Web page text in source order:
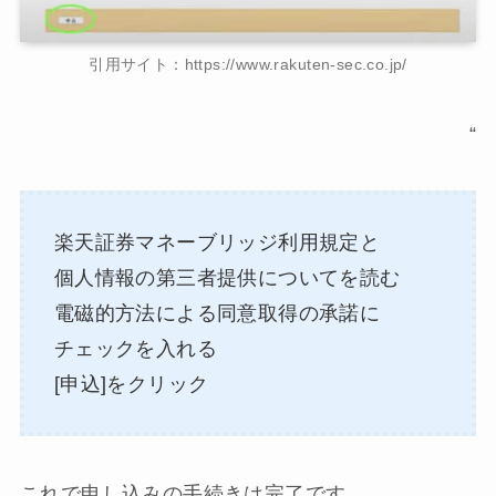
引用サイト：https://www.rakuten-sec.co.jp/
“
楽天証券マネーブリッジ利用規定と
個人情報の第三者提供についてを読む
電磁的方法による同意取得の承諾に
チェックを入れる
[申込]をクリック